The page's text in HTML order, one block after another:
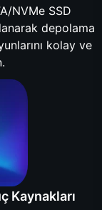
NVMe SSD
depolama
kolay ve
Kaynakları